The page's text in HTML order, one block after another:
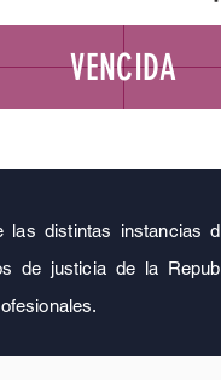
VENCIDA
distintas instancias
de justicia de la